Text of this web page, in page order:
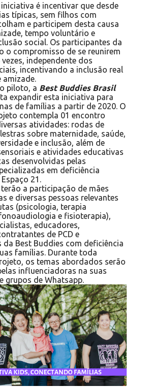
é incentivar que desde
típicas, sem filhos com
e participem desta causa
tempo voluntário e
social. Os participantes da
o compromisso de se reunirem
independente dos
incentivando a inclusão real
amizade.
piloto, a Best Buddies Brasil
expandir esta iniciativa para
de famílias a partir de 2020. O
contempla 01 encontro
atividades: rodas de
sobre maternidade, saúde,
e inclusão, além de
e atividades educativas
desenvolvidas pelas
em deficiência
21.
a participação de mães
e diversas pessoas relevantes
(psicologia, terapia
e fisioterapia),
educadores,
de PCD e
da Best Buddies com deficiência
famílias. Durante toda
os temas abordados serão
influenciadoras na suas
grupos de Whatsapp.